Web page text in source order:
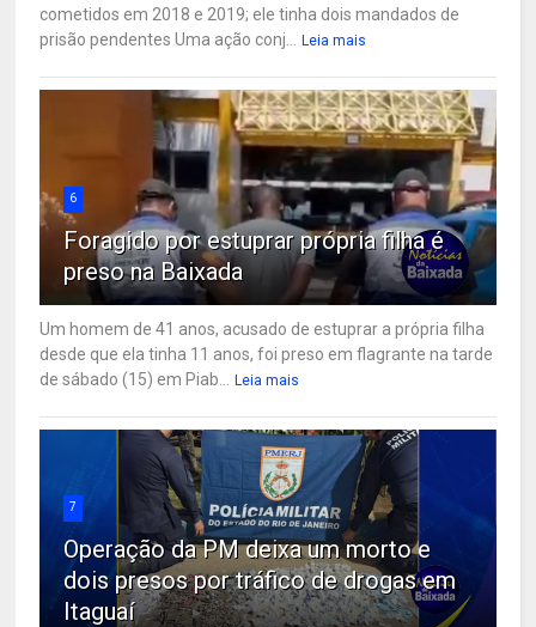
cometidos em 2018 e 2019; ele tinha dois mandados de
prisão pendentes Uma ação conj...
Leia mais
6
Foragido por estuprar própria filha é
preso na Baixada
Um homem de 41 anos, acusado de estuprar a própria filha
desde que ela tinha 11 anos, foi preso em flagrante na tarde
de sábado (15) em Piab...
Leia mais
7
Operação da PM deixa um morto e
dois presos por tráfico de drogas em
Itaguaí